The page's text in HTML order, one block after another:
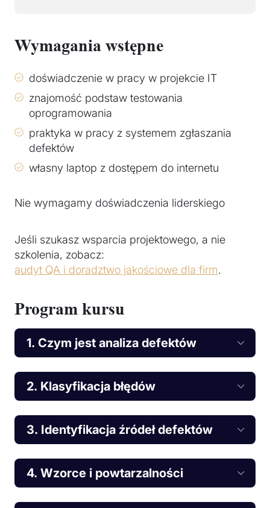
Wymagania wstępne
doświadczenie w pracy w projekcie IT
znajomość podstaw testowania
oprogramowania
praktyka w pracy z systemem zgłaszania
defektów
własny laptop z dostępem do internetu
Nie wymagamy doświadczenia liderskiego
Jeśli szukasz wsparcia projektowego, a nie
szkolenia, zobacz:
audyt QA i doradztwo jakościowe dla firm.
Program kursu
1. Czym jest analiza defektów
2. Klasyfikacja błędów
3. Identyfikacja źródeł defektów
4. Wzorce i powtarzalności